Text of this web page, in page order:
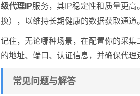
级代理IP服务，其IP稳定性和质量更
换），以维持长期健康的数据获取通道。
记住，无论哪种场景，在配置你的采
的地址、端口、认证信息，并确保代理
常见问题与解答